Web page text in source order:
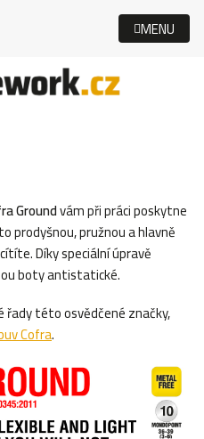
Groundvám při práci poskytne
prodyšnou, pružnou a hlavně
Díky speciální úpravě
boty antistatické.
řady této osvědčené značky,
Cofra.